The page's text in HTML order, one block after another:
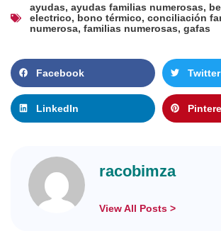
ayudas, ayudas familias numerosas,
electrico, bono térmico, conciliación
numerosa, familias numerosas, gafas
Facebook Twitter
LinkedIn
racobimza
View All Posts >